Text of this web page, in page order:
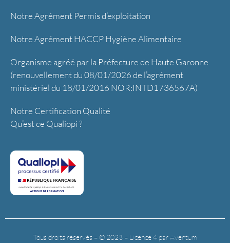
Notre Agrément Permis d’exploitation
Notre Agrément HACCP Hygiène Alimentaire
Organisme agréé par la Préfecture de Haute Garonne
(renouvellement du 08/01/2026 de l’agrément
ministériel du 18/01/2016 NOR:INTD1736567A)
Notre Certification Qualité
Qu’est ce Qualiopi ?
Tous droits réservés – © 2023 – Licence 4 par Aventum